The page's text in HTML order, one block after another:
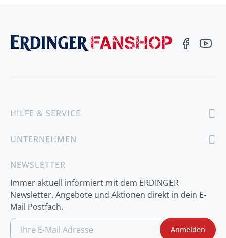
HILFE & SERVICE
UNTERNEHMEN
NEWSLETTER
Immer aktuell informiert mit dem ERDINGER
Newsletter. Angebote und Aktionen direkt in dein E-
Mail Postfach.
A
Anmelden